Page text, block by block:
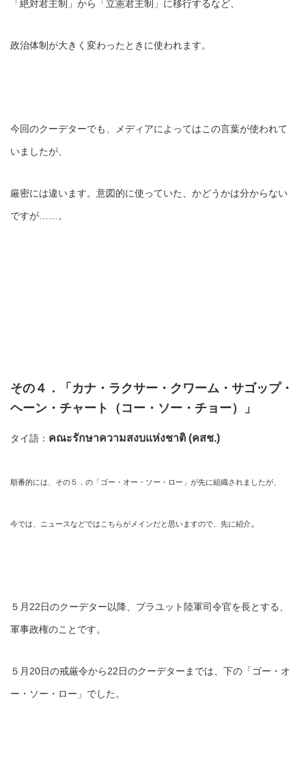
「絶対君主制」から「立憲君主制」に移行するなど、
政治体制が大きく変わったときに使われます。
今回のクーデターでも、メディアによってはこの言葉が使われて
いましたが、
厳密には違います。意図的に使っていた、かどうかは分からない
ですが……。
その４．「カナ・ラクサー・クワーム・サゴップ・
ヘーン・チャート（コー・ソー・チョー）」
タイ語： คณะรักษาความสงบแห่งชาติ (คสช.)
順番的には、その５．の「ゴー・オー・ソー・ロー」が先に組織されましたが、
今では、ニュースなどではこちらがメインだと思いますので、先に紹介。
５月22日のクーデター以降、プラユット陸軍司令官を長とする、
軍事政権のことです。
５月20日の戒厳令から22日のクーデターまでは、下の「ゴー・オ
ー・ソー・ロー」でした。